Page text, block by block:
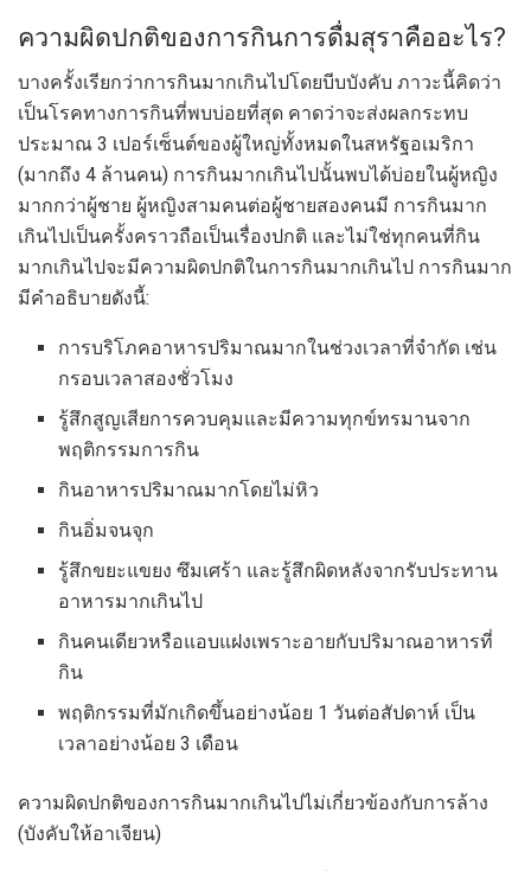
ความผิดปกติของการกินการดื่มสุราคืออะไร?
บางครั้งเรียกว่าการกินมากเกินไปโดยบีบบังคับ ภาวะนี้คิดว่า
เป็นโรคทางการกินที่พบบ่อยที่สุด คาดว่าจะส่งผลกระทบ
ประมาณ 3 เปอร์เซ็นต์ของผู้ใหญ่ทั้งหมดในสหรัฐอเมริกา
(มากถึง 4 ล้านคน) การกินมากเกินไปนั้นพบได้บ่อยในผู้หญิง
มากกว่าผู้ชาย ผู้หญิงสามคนต่อผู้ชายสองคนมี การกินมาก
เกินไปเป็นครั้งคราวถือเป็นเรื่องปกติ และไม่ใช่ทุกคนที่กิน
มากเกินไปจะมีความผิดปกติในการกินมากเกินไป การกินมาก
มีคำอธิบายดังนี้:
การบริโภคอาหารปริมาณมากในช่วงเวลาที่จำกัด เช่น
กรอบเวลาสองชั่วโมง
รู้สึกสูญเสียการควบคุมและมีความทุกข์ทรมานจาก
พฤติกรรมการกิน
กินอาหารปริมาณมากโดยไม่หิว
กินอิ่มจนจุก
รู้สึกขยะแขยง ซึมเศร้า และรู้สึกผิดหลังจากรับประทาน
อาหารมากเกินไป
กินคนเดียวหรือแอบแฝงเพราะอายกับปริมาณอาหารที่
กิน
พฤติกรรมที่มักเกิดขึ้นอย่างน้อย 1 วันต่อสัปดาห์ เป็น
เวลาอย่างน้อย 3 เดือน
ความผิดปกติของการกินมากเกินไปไม่เกี่ยวข้องกับการล้าง
(บังคับให้อาเจียน)